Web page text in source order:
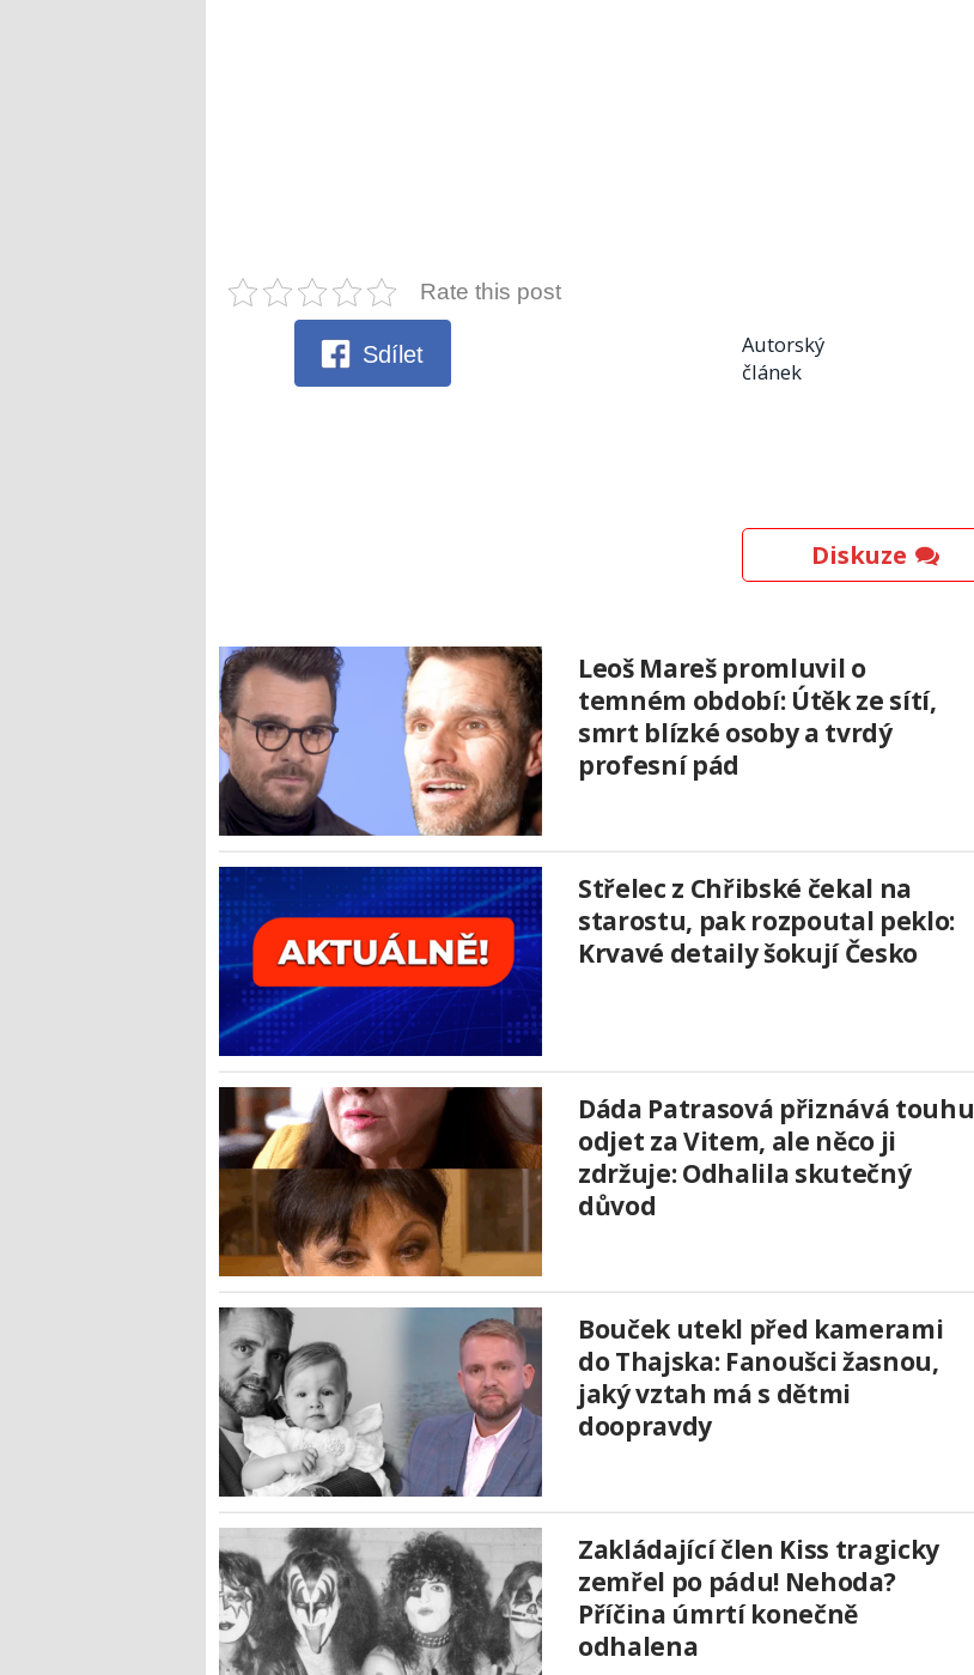
Rate this post
Sdílet
Autorský
článek
Diskuze
Leoš Mareš promluvil o
temném období: Útěk ze sítí,
smrt blízké osoby a tvrdý
profesní pád
Střelec z Chřibské čekal na
starostu, pak rozpoutal peklo:
Krvavé detaily šokují Česko
Dáda Patrasová přiznává touhu
odjet za Vitem, ale něco ji
zdržuje: Odhalila skutečný
důvod
Bouček utekl před kamerami
do Thajska: Fanoušci žasnou,
jaký vztah má s dětmi
doopravdy
Zakládající člen Kiss tragicky
zemřel po pádu! Nehoda?
Příčina úmrtí konečně
odhalena